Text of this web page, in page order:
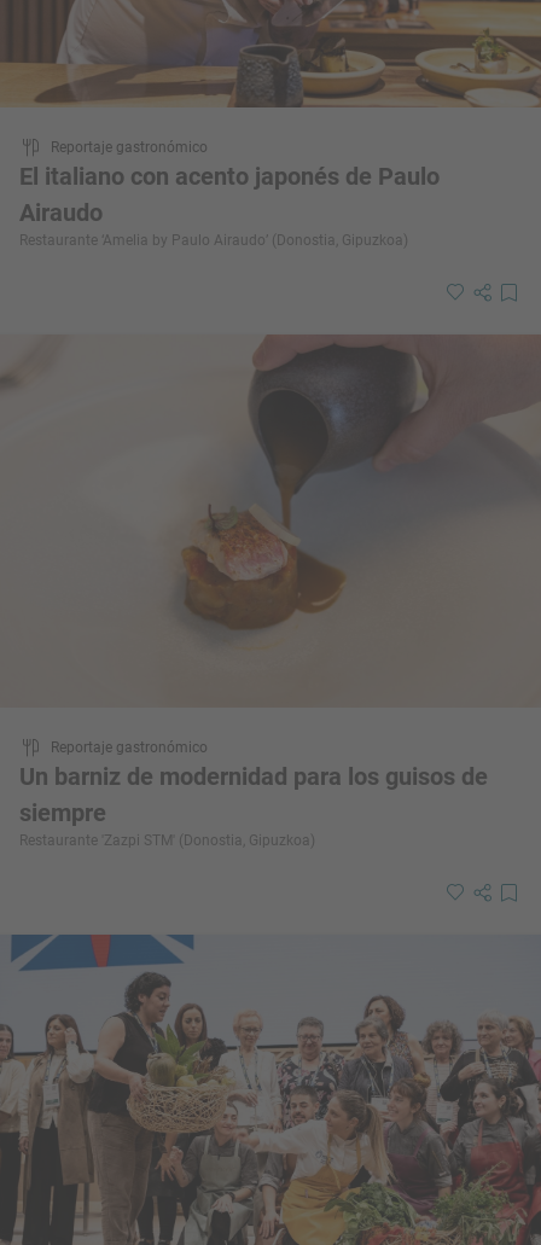
Reportaje gastronómico
El italiano con acento japonés de Paulo
Airaudo
Restaurante ‘Amelia by Paulo Airaudo’ (Donostia, Gipuzkoa)
Reportaje gastronómico
Un barniz de modernidad para los guisos de
siempre
Restaurante 'Zazpi STM' (Donostia, Gipuzkoa)